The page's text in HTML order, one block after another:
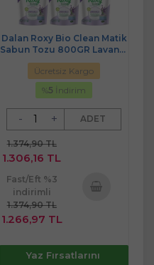
Dalan Roxy Bio Clean Matik
Sabun Tozu 800GR Lavanta
Bahçesi (9 Lu Set) (234
Yıkama)
Ücretsiz Kargo
%5 İndirim
- + ADET
1.374,90 TL
1.306,16 TL
Fast/Eft %3
indirimli
1.374,90 TL
1.266,97 TL
Yaz Fırsatlarını